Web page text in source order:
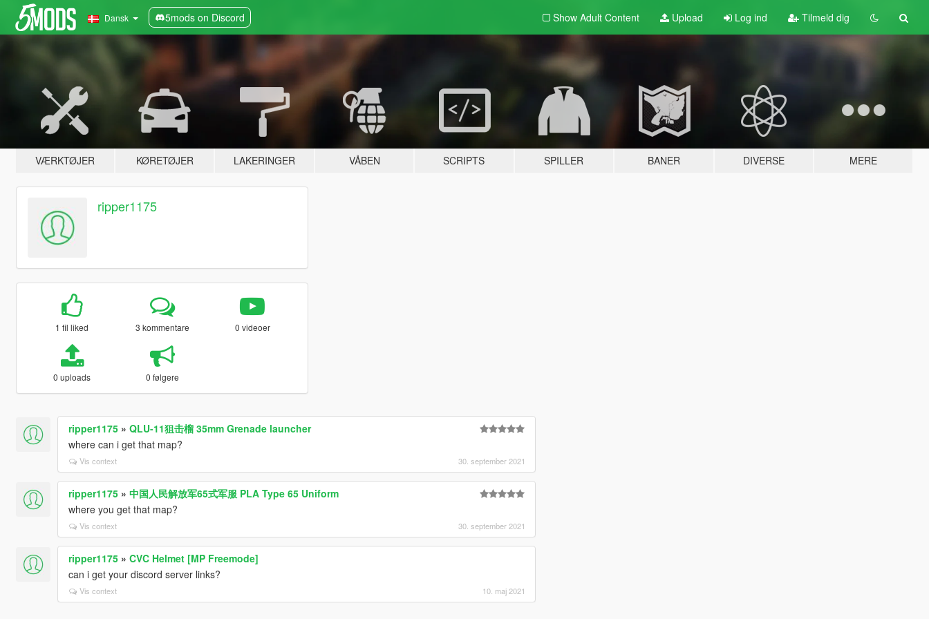
Dansk 5mods on Discord Show Adult Content Upload Log ind Tilmeld dig
VÆRKTØJER KØRETØJER LAKERINGER VÅBEN SCRIPTS SPILLER BANER DIVERSE MERE
ripper1175
1 fil liked 3 kommentare 0 videoer
0 uploads 0 følgere
ripper1175» QLU-11狙击榴 35mm Grenade launcher
where can i get that map?
Vis context 30. september 2021
ripper1175» 中国人民解放军65式军服 PLA Type 65 Uniform
where you get that map?
Vis context 30. september 2021
ripper1175» CVC Helmet [MP Freemode]
can i get your discord server links?
Vis context 10. maj 2021